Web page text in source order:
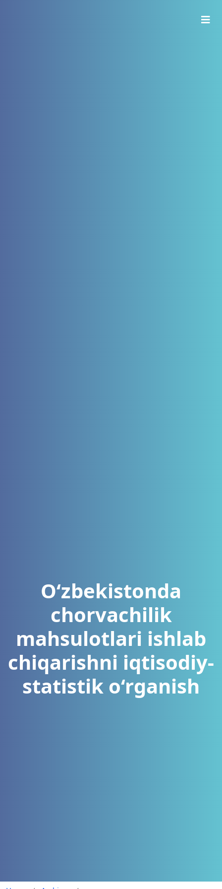
O‘zbekistonda
chorvachilik
mahsulotlari ishlab
chiqarishni iqtisodiy-
statistik o‘rganish